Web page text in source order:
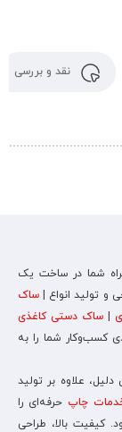
نقد و بررسی
شما در ساخت یک
و تولید انواع | ساک
| ساک دستی کاغذی
کسب‌وکار شما را به
علاوه بر تولید
چاپ حرفه‌ای را
کیفیت بالا، طراحی